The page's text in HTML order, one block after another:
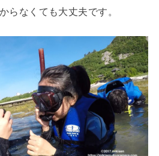
らなくても大丈夫です。